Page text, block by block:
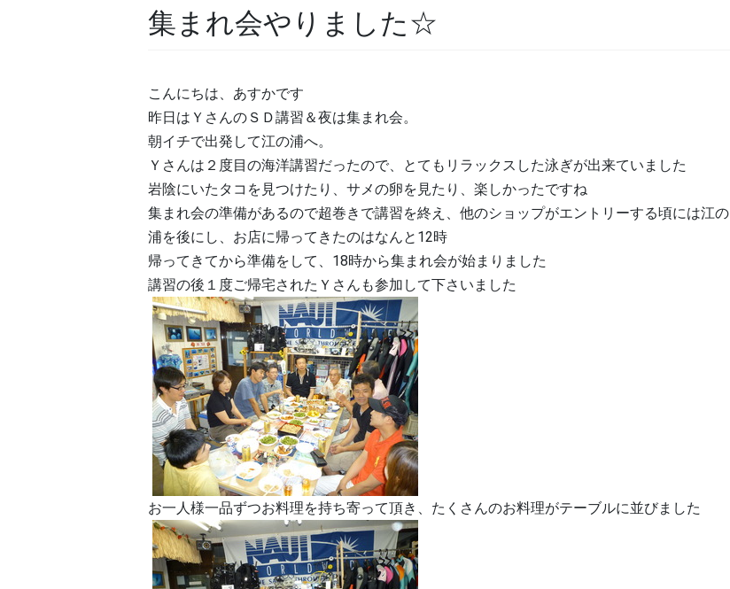
集まれ会やりました☆
こんにちは、あすかです
昨日はＹさんのＳＤ講習＆夜は集まれ会。
朝イチで出発して江の浦へ。
Ｙさんは２度目の海洋講習だったので、とてもリラックスした泳ぎが出来ていました
岩陰にいたタコを見つけたり、サメの卵を見たり、楽しかったですね
集まれ会の準備があるので超巻きで講習を終え、他のショップがエントリーする頃には江の
浦を後にし、お店に帰ってきたのはなんと12時
帰ってきてから準備をして、18時から集まれ会が始まりました
講習の後１度ご帰宅されたＹさんも参加して下さいました
お一人様一品ずつお料理を持ち寄って頂き、たくさんのお料理がテーブルに並びました